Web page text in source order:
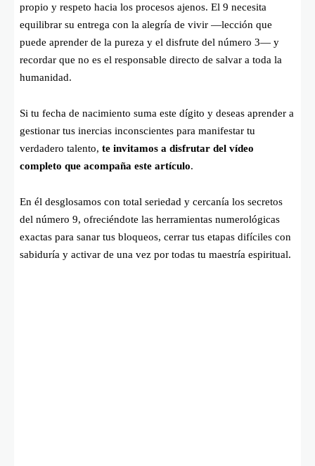
propio y respeto hacia los procesos ajenos. El 9 necesita
equilibrar su entrega con la alegría de vivir —lección que
puede aprender de la pureza y el disfrute del número 3— y
recordar que no es el responsable directo de salvar a toda la
humanidad.
Si tu fecha de nacimiento suma este dígito y deseas aprender a
gestionar tus inercias inconscientes para manifestar tu
verdadero talento, te invitamos a disfrutar del vídeo
completo que acompaña este artículo.
En él desglosamos con total seriedad y cercanía los secretos
del número 9, ofreciéndote las herramientas numerológicas
exactas para sanar tus bloqueos, cerrar tus etapas difíciles con
sabiduría y activar de una vez por todas tu maestría espiritual.